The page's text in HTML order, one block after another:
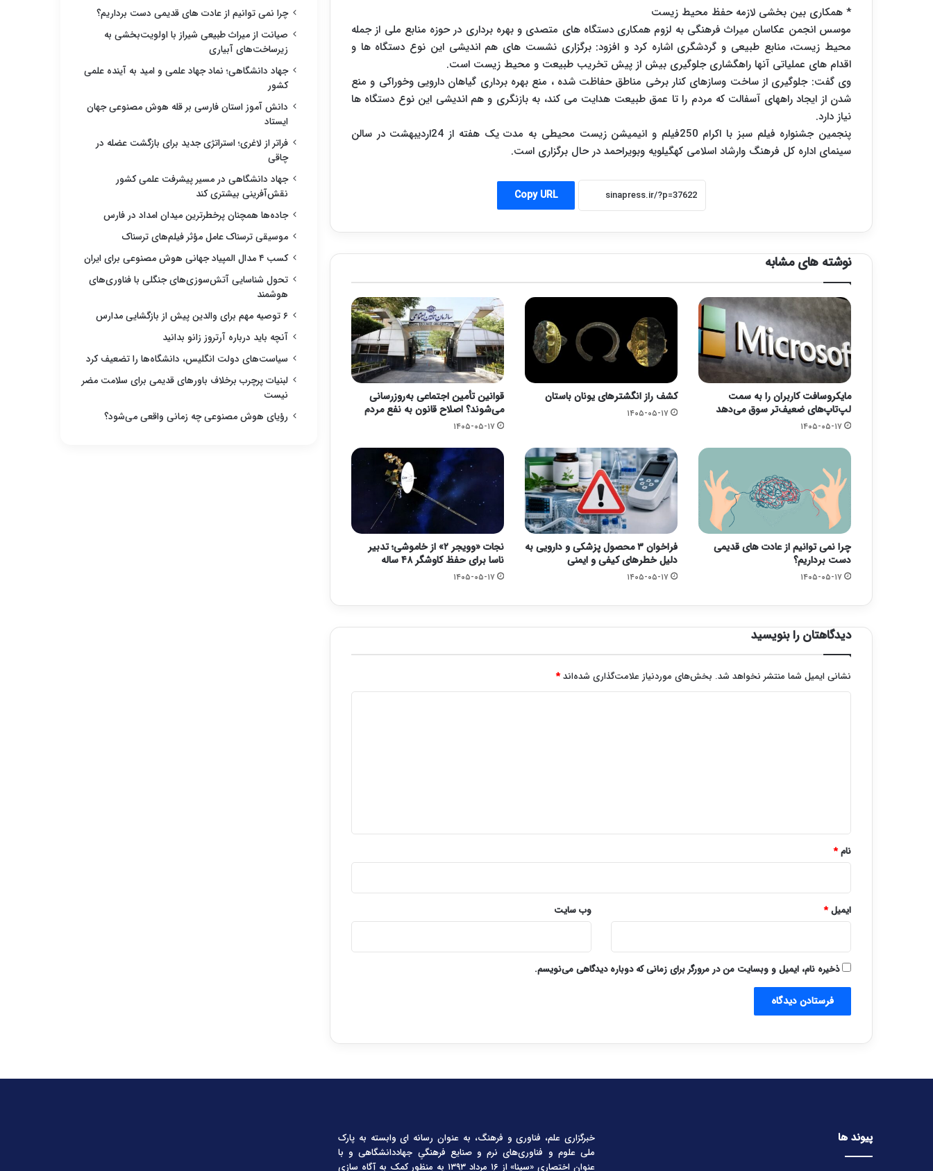
* همکاری بین بخشی لازمه حفظ محیط زیست
موسس انجمن عکاسان میراث فرهنگی به لزوم همکاری دستگاه های متصدی و بهره برداری در حوزه منابع ملی از جمله
محیط زیست، منابع طبیعی و گردشگری اشاره کرد و افزود: برگزاری نشست های هم اندیشی این نوع دستگاه ها و
اقدام های عملیاتی آنها راهگشاری جلوگیری بیش از پیش تخریب طبیعت و محیط زیست است.
وی گفت: جلوگیری از ساخت وسازهای کنار برخی مناطق حفاظت شده ، منع بهره برداری گیاهان دارویی وخوراکی و منع
شدن از ایجاد راههای آسفالت که مردم را تا عمق طبیعت هدایت می کند، به بازنگری و هم اندیشی این نوع دستگاه ها
نیاز دارد.
پنجمین جشنواره فیلم سبز با اکرام 250فیلم و انیمیشن زیست محیطی به مدت یک هفته از 24اردیبهشت در سالن
سینمای اداره کل فرهنگ وارشاد اسلامی کهگیلویه وبویراحمد در حال برگزاری است.
Copy URL
نوشته های مشابه
مایکروسافت کاربران را به سمت
لپ‌تاپ‌های ضعیف‌تر سوق می‌دهد
۱۴۰۵-۰۵-۱۷
کشف راز انگشترهای یونان باستان
۱۴۰۵-۰۵-۱۷
قوانین تأمین اجتماعی به‌روزرسانی
می‌شوند؟ اصلاح قانون به نفع مردم
۱۴۰۵-۰۵-۱۷
چرا نمی توانیم از عادت های قدیمی
دست برداریم؟
۱۴۰۵-۰۵-۱۷
فراخوان ۳ محصول پزشکی و دارویی به
دلیل خطرهای کیفی و ایمنی
۱۴۰۵-۰۵-۱۷
نجات «وویجر ۲» از خاموشی؛ تدبیر
ناسا برای حفظ کاوشگر ۴۸ ساله
۱۴۰۵-۰۵-۱۷
دیدگاهتان را بنویسید
نشانی ایمیل شما منتشر نخواهد شد. بخش‌های موردنیاز علامت‌گذاری شده‌اند*
نام*
ایمیل* وب‌ سایت
ذخیره نام، ایمیل و وبسایت من در مرورگر برای زمانی که دوباره دیدگاهی می‌نویسم.
چرا نمی توانیم از عادت های قدیمی دست برداریم؟
صیانت از میراث طبیعی شیراز با اولویت‌بخشی به
زیرساخت‌های آبیاری
جهاد دانشگاهی؛ نماد جهاد علمی و امید به آینده علمی
کشور
دانش آموز استان فارسی بر قله هوش مصنوعی جهان
ایستاد
فراتر از لاغری؛ استراتژی جدید برای بازگشت عضله در
چاقی
جهاد دانشگاهی در مسیر پیشرفت علمی کشور
نقش‌آفرینی بیشتری کند
جاده‌ها همچنان پرخطرترین میدان امداد در فارس
موسیقی ترسناک عامل مؤثر فیلم‌های ترسناک
کسب ۴ مدال المپیاد جهانی هوش مصنوعی برای ایران
تحول شناسایی آتش‌سوزی‌های جنگلی با فناوری‌های
هوشمند
۶ توصیه مهم برای والدین پیش از بازگشایی مدارس
آنچه باید درباره آرتروز زانو بدانید
سیاست‌های دولت انگلیس، دانشگاه‌ها را تضعیف کرد
لبنیات پرچرب برخلاف باورهای قدیمی برای سلامت مضر
نیست
رؤیای هوش مصنوعی چه زمانی واقعی می‌شود؟
پیوند ها
خبرگزاری علم، فناوری و فرهنگ، به عنوان رسانه ای وابسته به پارک
ملی علوم و فناوری‌های نرم و صنایع فرهنگیِ جهاددانشگاهی و با
عنوان اختصاری «سینا» از ۱۶ مرداد ۱۳۹۳ به منظور کمک به آگاه سازی